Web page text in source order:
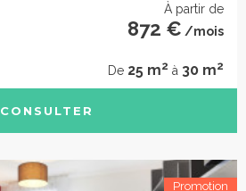
À partir de
872 € /mois
De 25 m2 à 30 m2
CONSULTER